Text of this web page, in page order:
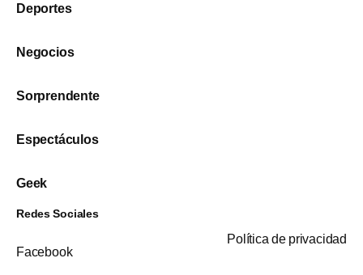
Deportes
Negocios
Sorprendente
Espectáculos
Geek
Redes Sociales
Facebook
Política de privacidad